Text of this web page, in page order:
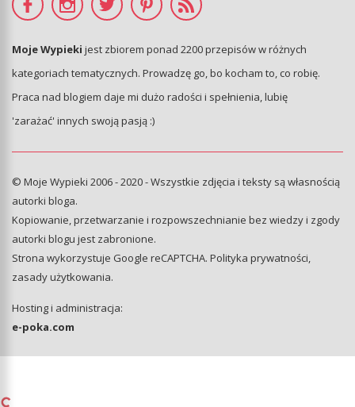
Moje Wypieki jest zbiorem ponad 2200 przepisów w różnych
kategoriach tematycznych. Prowadzę go, bo kocham to, co robię.
Praca nad blogiem daje mi dużo radości i spełnienia, lubię
'zarażać' innych swoją pasją :)
© Moje Wypieki 2006 - 2020 - Wszystkie zdjęcia i teksty są własnością
autorki bloga.
Kopiowanie, przetwarzanie i rozpowszechnianie bez wiedzy i zgody
autorki blogu jest zabronione.
Strona wykorzystuje Google reCAPTCHA. Polityka prywatności,
zasady użytkowania.
Hosting i administracja:
e-poka.com